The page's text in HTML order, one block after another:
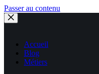
Passer au contenu
Accueil
Blog
Métiers